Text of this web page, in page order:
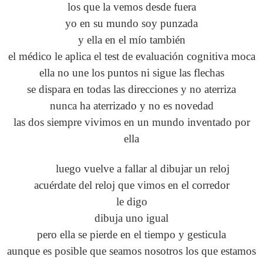
los que la vemos desde fuera
yo en su mundo soy punzada
y ella en el mío también
el médico le aplica el test de evaluación cognitiva moca
ella no une los puntos ni sigue las flechas
se dispara en todas las direcciones y no aterriza
nunca ha aterrizado y no es novedad
las dos siempre vivimos en un mundo inventado por
ella
luego vuelve a fallar al dibujar un reloj
acuérdate del reloj que vimos en el corredor
le digo
dibuja uno igual
pero ella se pierde en el tiempo y gesticula
aunque es posible que seamos nosotros los que estamos